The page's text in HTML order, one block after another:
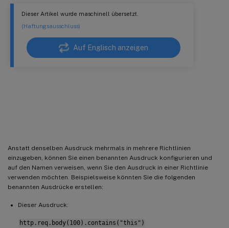
Dieser Artikel wurde maschinell übersetzt.
(Haftungsausschluss)
Auf Englisch anzeigen
Anstatt denselben Ausdruck mehrmals in mehrere Richtlinien
einzugeben, können Sie einen benannten Ausdruck konfigurieren und
auf den Namen verweisen, wenn Sie den Ausdruck in einer Richtlinie
verwenden möchten. Beispielsweise könnten Sie die folgenden
benannten Ausdrücke erstellen:
Dieser Ausdruck:
http.req.body(100).contains("this")